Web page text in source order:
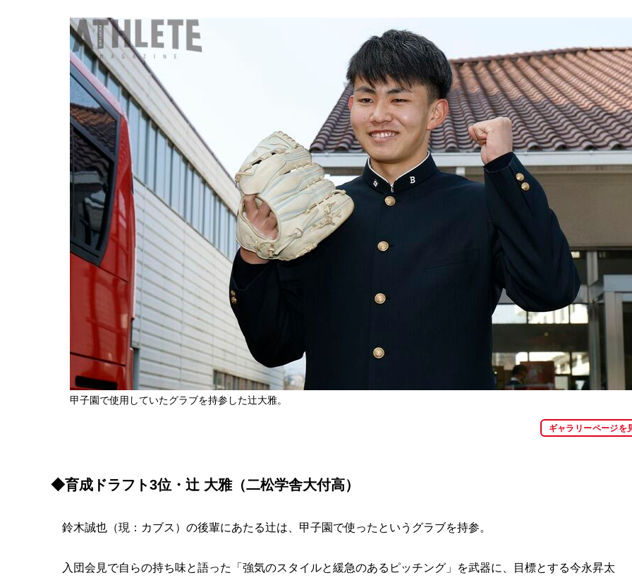
甲子園で使用していたグラブを持参した辻大雅。
ギャラリーページを
◆育成ドラフト3位・辻 大雅（二松学舎大付高）
鈴木誠也（現：カブス）の後輩にあたる辻は、甲子園で使ったというグラブを持参。
入団会見で自らの持ち味と語った「強気のスタイルと緩急のあるピッチング」を武器に、目標とする今永昇太